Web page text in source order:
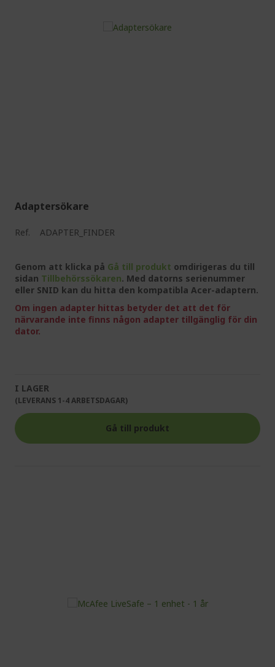
Adaptersökare
Ref. ADAPTER_FINDER
Genom att klicka på Gå till produkt omdirigeras du till
sidan Tillbehörssökaren. Med datorns serienummer
eller SNID kan du hitta den kompatibla Acer-adaptern.
Om ingen adapter hittas betyder det att det för
närvarande inte finns någon adapter tillgänglig för din
dator.
I LAGER
(LEVERANS 1-4 ARBETSDAGAR)
Gå till produkt